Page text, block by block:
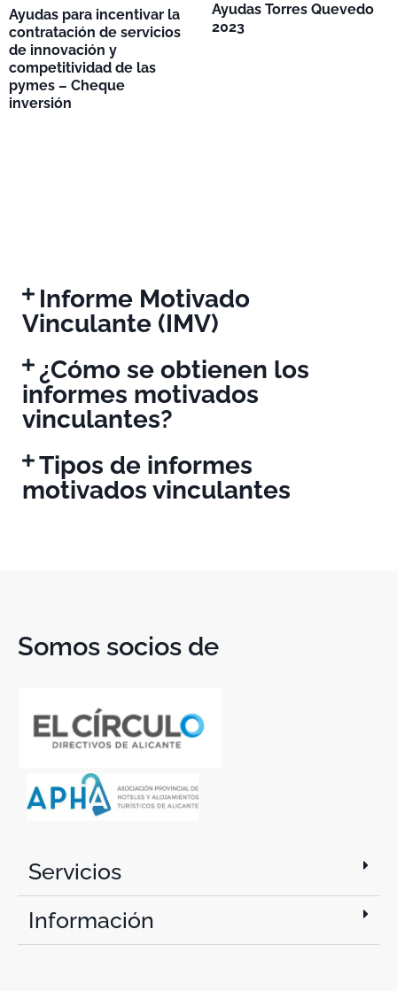
Ayudas para incentivar la
contratación de servicios
de innovación y
competitividad de las
pymes – Cheque
inversión
Ayudas Torres Quevedo
2023
Informe Motivado
Vinculante (IMV)
¿Cómo se obtienen los
informes motivados
vinculantes?
Tipos de informes
motivados vinculantes
Somos socios de
Servicios
Información